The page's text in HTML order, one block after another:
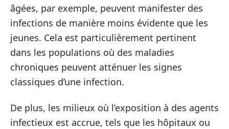
âgées, par exemple, peuvent manifester des
infections de manière moins évidente que les
jeunes. Cela est particulièrement pertinent
dans les populations où des maladies
chroniques peuvent atténuer les signes
classiques d’une infection.
De plus, les milieux où l’exposition à des agents
infectieux est accrue, tels que les hôpitaux ou